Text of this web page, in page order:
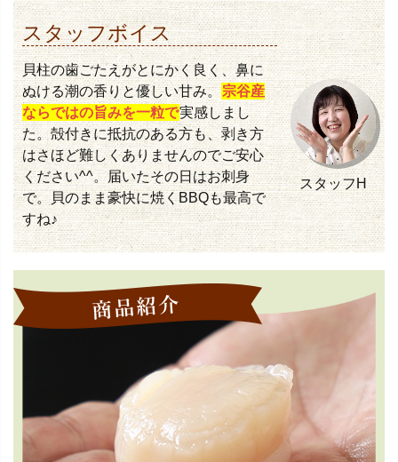
スタッフボイス
貝柱の歯ごたえがとにかく良く、鼻に
ぬける潮の香りと優しい甘み。 宗谷産
ならではの旨みを一粒で実感しまし
た。殻付きに抵抗のある方も、剥き方
はさほど難しくありませんのでご安心
ください^^。届いたその日はお刺身
で。貝のまま豪快に焼くBBQも最高で
すね♪
スタッフH